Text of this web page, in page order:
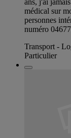
médical sur
personnes
numéro
Transport -
Particulier